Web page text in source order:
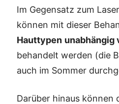
Im Gegensatz zum
können mit dieser
Hauttypen unabhängig
behandelt werden (die
auch im Sommer
Darüber hinaus können